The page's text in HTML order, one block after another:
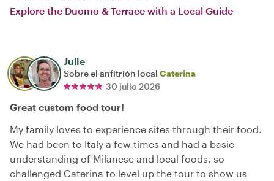
Explore the Duomo & Terrace with a Local Guide
Julie
Sobre el anfitrión local Caterina
30 julio 2026
Great custom food tour!
My family loves to experience sites through their food.
We had been to Italy a few times and had a basic
understanding of Milanese and local foods, so
challenged Caterina to level up the tour to show us